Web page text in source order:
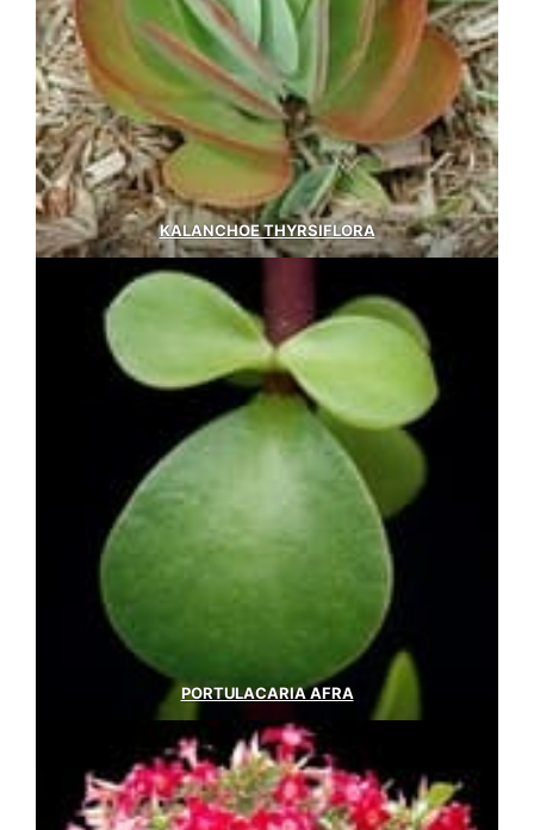
KALANCHOE THYRSIFLORA
PORTULACARIA AFRA